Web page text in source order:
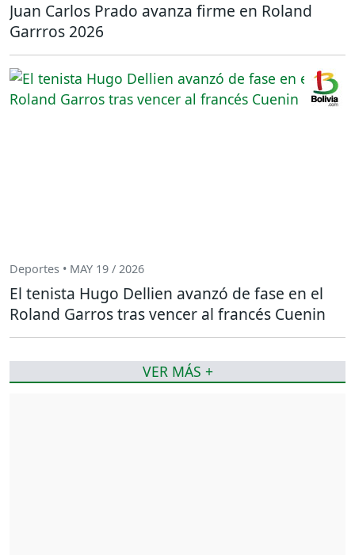
Juan Carlos Prado avanza firme en Roland
Garrros 2026
Deportes • MAY 19 / 2026
El tenista Hugo Dellien avanzó de fase en el
Roland Garros tras vencer al francés Cuenin
VER MÁS +